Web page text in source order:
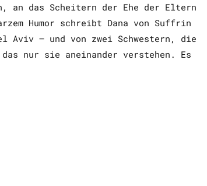
an das Scheitern der Ehe der Eltern
Humor schreibt Dana von Suffrin
Aviv – und von zwei Schwestern, die
nur sie aneinander verstehen. Es